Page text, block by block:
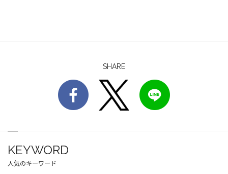
SHARE
KEYWORD
人気のキーワード